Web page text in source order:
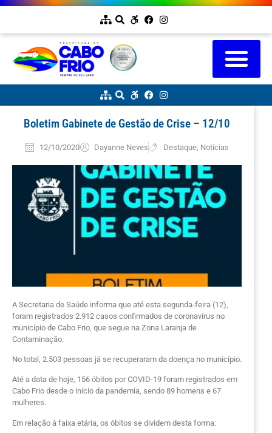
Boletim Gabinete de Gestão de Crise – 12/10
12/10/2020 Dayanne Neves Destaque Notícias
A Secretaria de Saúde informa que até esta segunda-feira (12),
foram registrados 2.912 casos confirmados de coronavírus no
município de Cabo Frio, que segue na Zona Laranja de
Contaminação.
No total, 2.503 pessoas já se recuperaram da doença no município.
Até a data de hoje, 156 óbitos por COVID-19 foram registrados em
Cabo Frio desde o início da pandemia, sendo 89 homens e 67
mulheres.
Em relação à faixa etária, os óbitos se dividem desta forma: